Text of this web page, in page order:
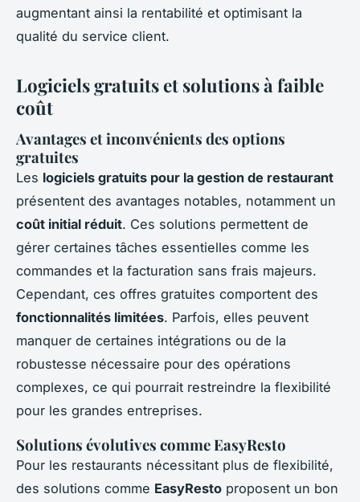
augmentant ainsi la rentabilité et optimisant la
qualité du service client.
Logiciels gratuits et solutions à faible
coût
Avantages et inconvénients des options
gratuites
Les logiciels gratuits pour la gestion de restaurant
présentent des avantages notables, notamment un
coût initial réduit. Ces solutions permettent de
gérer certaines tâches essentielles comme les
commandes et la facturation sans frais majeurs.
Cependant, ces offres gratuites comportent des
fonctionnalités limitées. Parfois, elles peuvent
manquer de certaines intégrations ou de la
robustesse nécessaire pour des opérations
complexes, ce qui pourrait restreindre la flexibilité
pour les grandes entreprises.
Solutions évolutives comme EasyResto
Pour les restaurants nécessitant plus de flexibilité,
des solutions comme EasyResto proposent un bon